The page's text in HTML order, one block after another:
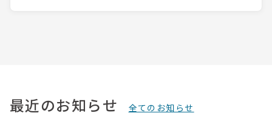
最近のお知らせ 全てのお知らせ